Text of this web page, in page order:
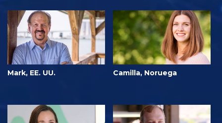
Mark, EE. UU. Camilla, Noruega